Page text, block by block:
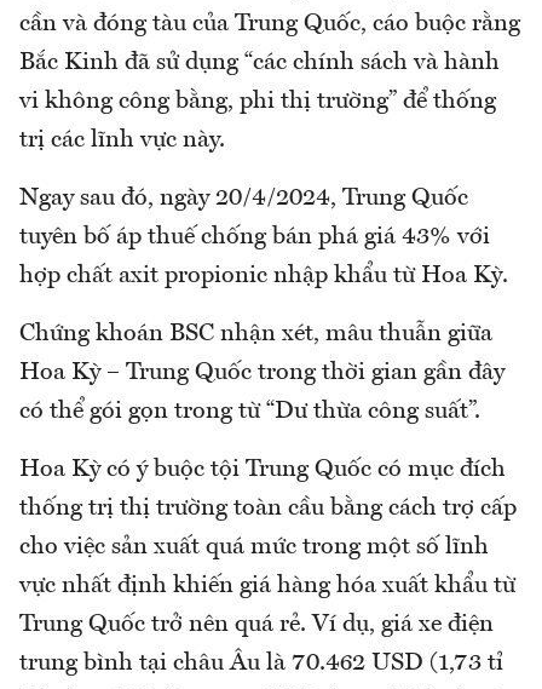
cần và đóng tàu của Trung Quốc, cáo buộc rằng
Bắc Kinh đã sử dụng “các chính sách và hành
vi không công bằng, phi thị trường” để thống
trị các lĩnh vực này.
Ngay sau đó, ngày 20/4/2024, Trung Quốc
tuyên bố áp thuế chống bán phá giá 43% với
hợp chất axit propionic nhập khẩu từ Hoa Kỳ.
Chứng khoán BSC nhận xét, mâu thuẫn giữa
Hoa Kỳ – Trung Quốc trong thời gian gần đây
có thể gói gọn trong từ “Dư thừa công suất”.
Hoa Kỳ có ý buộc tội Trung Quốc có mục đích
thống trị thị trường toàn cầu bằng cách trợ cấp
cho việc sản xuất quá mức trong một số lĩnh
vực nhất định khiến giá hàng hóa xuất khẩu từ
Trung Quốc trở nên quá rẻ. Ví dụ, giá xe điện
trung bình tại châu Âu là 70.462 USD (1,73 tỉ